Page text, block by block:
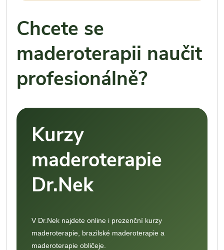
Chcete se
maderoterapii naučit
profesionálně?
Kurzy
maderoterapie
Dr.Nek
V Dr.Nek najdete online i prezenční kurzy
maderoterapie, brazilské maderoterapie a
maderoterapie obličeje.